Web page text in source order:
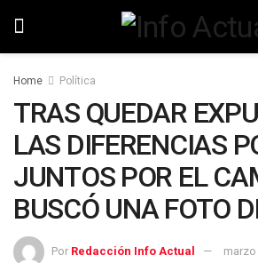
Home Política
TRAS QUEDAR
LAS DIFERENCIAS
JUNTOS POR EL
BUSCÓ UNA FOTO
Por Redacción Info Actual marzo